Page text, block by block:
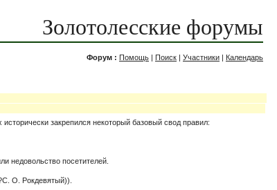
Золотолесские форумы
Форум : Помощь | Поиск | Участники | Календарь
закрепился некоторый базовый свод правил:
недовольство посетителей.
О. Рокдевятый)).